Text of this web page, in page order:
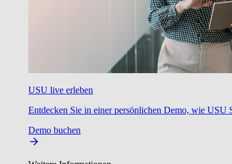
USU live erleben
Entdecken Sie in einer persönlichen Demo, wie USU
Demo buchen